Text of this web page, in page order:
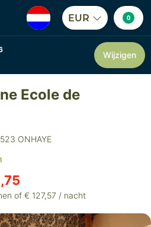
EUR 0
Wijzigen
Ecole de
ONHAYE
of € 127,57 / nacht